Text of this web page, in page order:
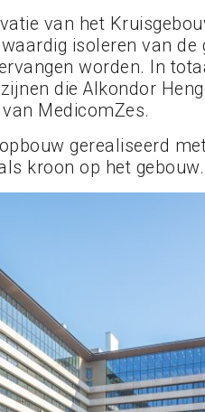
van het
isoleren van de
worden. In
die Alkondor
MedicomZes.
gerealiseerd
kroon op het gebouw.